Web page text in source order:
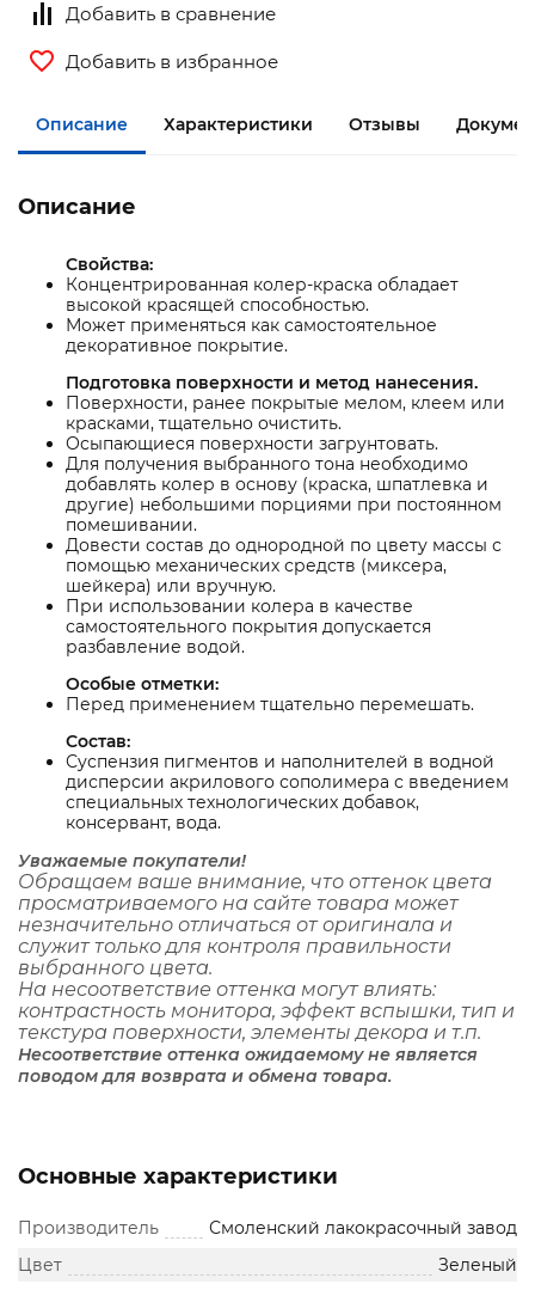
Добавить в сравнение
Добавить в избранное
Описание Характеристики Отзывы
Описание
Свойства:
Концентрированная колер-краска обладает
высокой красящей способностью.
Может применяться как самостоятельное
декоративное покрытие.
Подготовка поверхности и метод нанесения.
Поверхности, ранее покрытые мелом, клеем или
красками, тщательно очистить.
Осыпающиеся поверхности загрунтовать.
Для получения выбранного тона необходимо
добавлять колер в основу (краска, шпатлевка и
другие) небольшими порциями при постоянном
помешивании.
Довести состав до однородной по цвету массы с
помощью механических средств (миксера,
шейкера) или вручную.
При использовании колера в качестве
самостоятельного покрытия допускается
разбавление водой.
Особые отметки:
Перед применением тщательно перемешать.
Состав:
Суспензия пигментов и наполнителей в водной
дисперсии акрилового сополимера с введением
специальных технологических добавок,
консервант, вода.
Уважаемые покупатели!
Обращаем ваше внимание, что оттенок цвета
просматриваемого на сайте товара может
незначительно отличаться от оригинала и
служит только для контроля правильности
выбранного цвета.
На несоответствие оттенка могут влиять:
контрастность монитора, эффект вспышки, тип и
текстура поверхности, элементы декора и т.п.
Несоответствие оттенка ожидаемому не является
поводом для возврата и обмена товара.
Основные характеристики
Производитель
Смоленский лакокрасочный завод
Цвет
Зеленый